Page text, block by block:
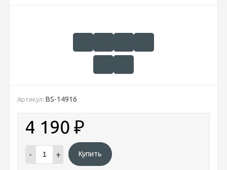
Артикул: BS-14916
4 190 ₽
- + Купить